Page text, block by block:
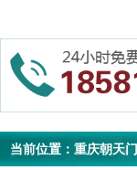
当前位置：重庆朝天